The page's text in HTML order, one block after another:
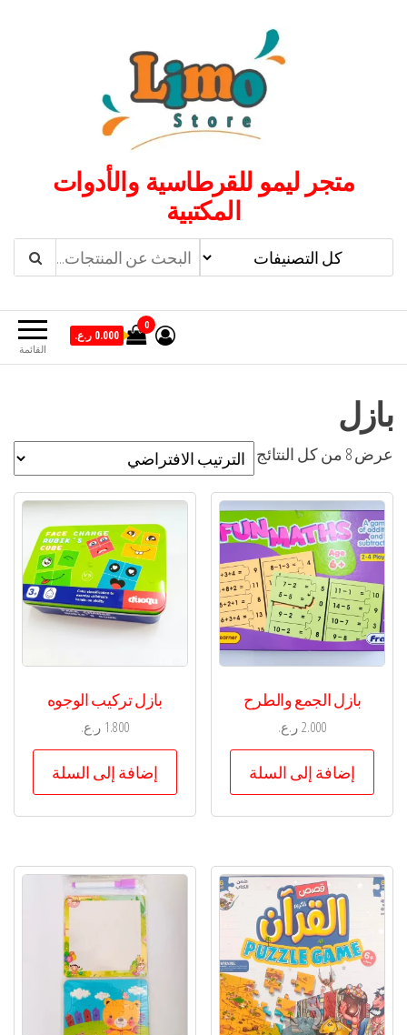
متجر ليمو للقرطاسية والأدوات
المكتبية
القائمة
0
0.000 ر.ع.
بازل
عرض ⁦8⁩ من كل النتائج
بازل الجمع والطرح
2.000ر.ع.
إضافة إلى السلة
بازل تركيب الوجوه
1.800 ر.ع.
إضافة إلى السلة